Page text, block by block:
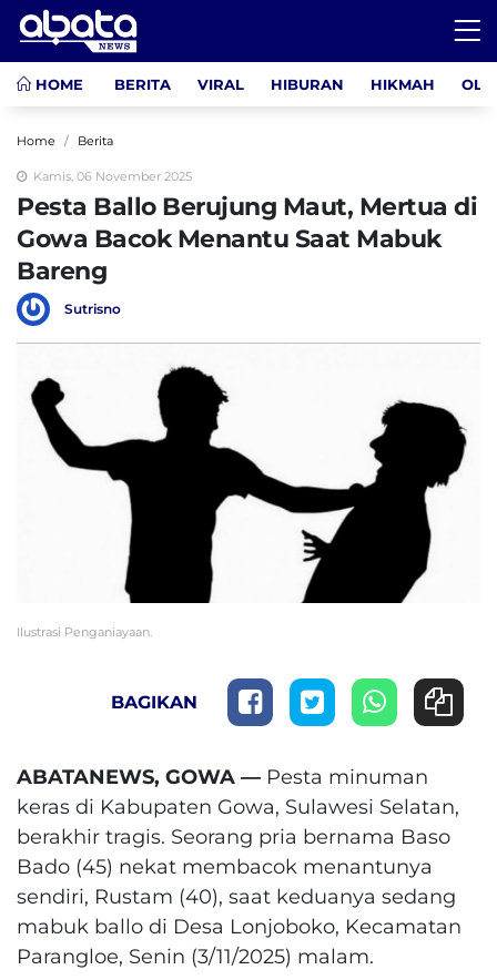
HOME BERITA VIRAL HIBURAN HIKMAH
Home Berita
Kamis, 06 November 2025
Pesta Ballo Berujung Maut, Mertua di
Gowa Bacok Menantu Saat Mabuk
Bareng
Sutrisno
Ilustrasi Penganiayaan.
BAGIKAN
ABATANEWS, GOWA — Pesta minuman
keras di Kabupaten Gowa, Sulawesi Selatan,
berakhir tragis. Seorang pria bernama Baso
Bado (45) nekat membacok menantunya
sendiri, Rustam (40), saat keduanya sedang
mabuk ballo di Desa Lonjoboko, Kecamatan
Parangloe, Senin (3/11/2025) malam.